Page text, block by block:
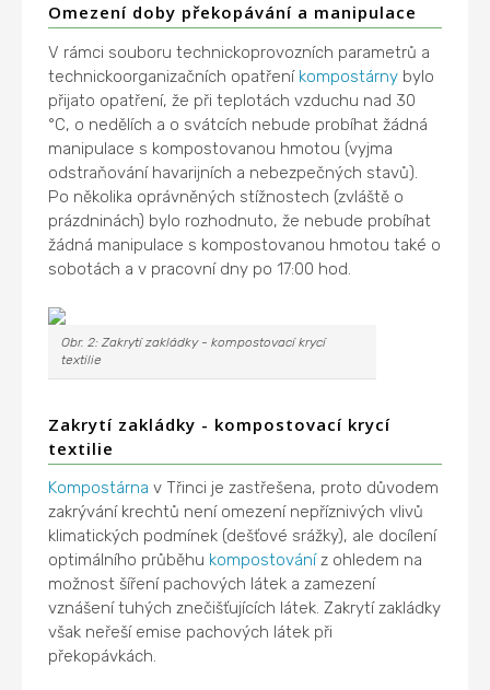
Omezení doby překopávání a manipulace
V rámci souboru technickoprovozních parametrů a
technickoorganizačních opatření kompostárny bylo
přijato opatření, že při teplotách vzduchu nad 30
°C, o nedělích a o svátcích nebude probíhat žádná
manipulace s kompostovanou hmotou (vyjma
odstraňování havarijních a nebezpečných stavů).
Po několika oprávněných stížnostech (zvláště o
prázdninách) bylo rozhodnuto, že nebude probíhat
žádná manipulace s kompostovanou hmotou také o
sobotách a v pracovní dny po 17:00 hod.
Obr. 2: Zakrytí zakládky - kompostovací krycí
textilie
Zakrytí zakládky - kompostovací krycí
textilie
Kompostárna v Třinci je zastřešena, proto důvodem
zakrývání krechtů není omezení nepříznivých vlivů
klimatických podmínek (dešťové srážky), ale docílení
optimálního průběhu kompostováníz ohledem na
možnost šíření pachových látek a zamezení
vznášení tuhých znečišťujících látek. Zakrytí zakládky
však neřeší emise pachových látek při
překopávkách.